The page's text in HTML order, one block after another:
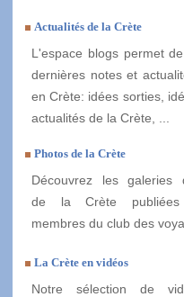
Actualités de la Crète
L'espace blogs permet
dernières notes et
en Crète: idées sorties,
actualités de la Crète, ...
Photos de la Crète
Découvrez les galeries
de la Crète
membres du club des
La Crète en vidéos
Notre sélection de